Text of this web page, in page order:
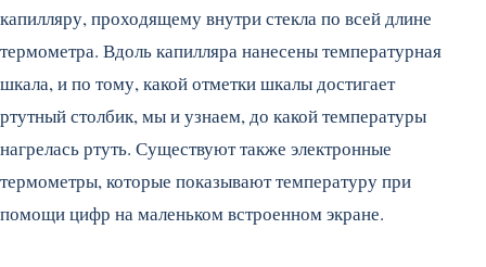
капилляру, проходящему внутри стекла по всей длине
термометра. Вдоль капилляра нанесены температурная
шкала, и по тому, какой отметки шкалы достигает
ртутный столбик, мы и узнаем, до какой температуры
нагрелась ртуть. Существуют также электронные
термометры, которые показывают температуру при
помощи цифр на маленьком встроенном экране.